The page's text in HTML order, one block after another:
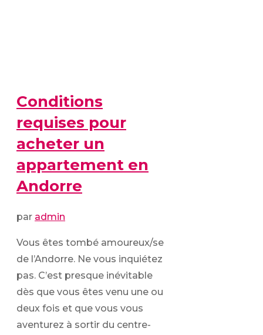
Conditions
requises pour
acheter un
appartement en
Andorre
par admin
Vous êtes tombé amoureux/se
de l’Andorre. Ne vous inquiétez
pas. C’est presque inévitable
dès que vous êtes venu une ou
deux fois et que vous vous
aventurez à sortir du centre-